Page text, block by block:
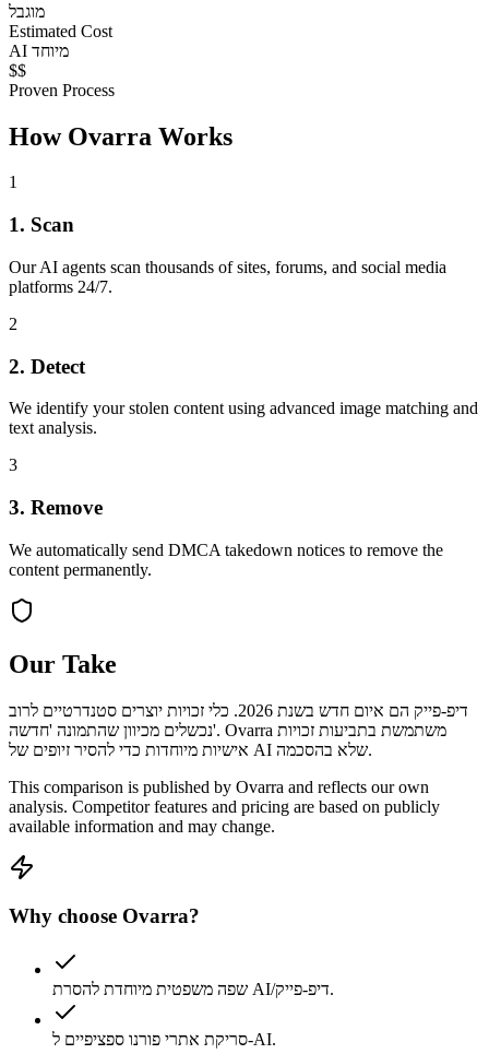
מוגבל
Estimated Cost
AI מיוחד
$$
Proven Process
How Ovarra Works
1
1. Scan
Our AI agents scan thousands of sites, forums, and social media
platforms 24/7.
2
2. Detect
We identify your stolen content using advanced image matching and
text analysis.
3
3. Remove
We automatically send DMCA takedown notices to remove the
content permanently.
Our Take
דיפ-פייק הם איום חדש בשנת 2026. כלי זכויות יוצרים סטנדרטיים לרוב
נכשלים מכיוון שהתמונה 'חדשה'. Ovarra משתמשת בתביעות זכויות
אישיות מיוחדות כדי להסיר זיופים של AI שלא בהסכמה.
This comparison is published by Ovarra and reflects our own
analysis. Competitor features and pricing are based on publicly
available information and may change.
Why choose Ovarra?
שפה משפטית מיוחדת להסרת AI/דיפ-פייק.
סריקת אתרי פורנו ספציפיים ל-AI.